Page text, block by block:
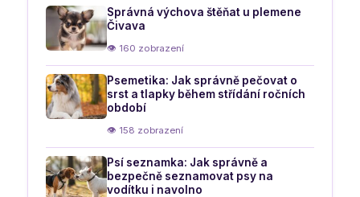
Správná výchova štěňat u plemene
Čivava
👁 160 zobrazení
Psemetika: Jak správně pečovat o
srst a tlapky během střídání ročních
období
👁 158 zobrazení
Psí seznamka: Jak správně a
bezpečně seznamovat psy na
vodítku i navolno